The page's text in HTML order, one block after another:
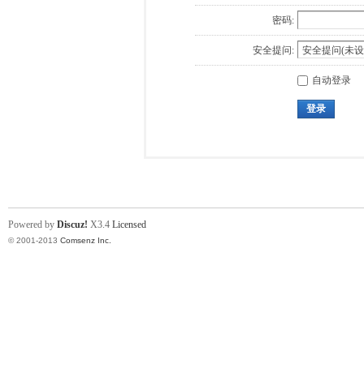
密码:
安全提问:
自动登录
登录
Powered by Discuz! X3.4 Licensed
© 2001-2013 Comsenz Inc.